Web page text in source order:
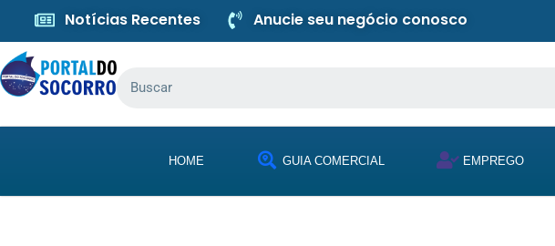
Notícias Recentes Anucie seu negócio conosco
HOME GUIA COMERCIAL EMPREGO